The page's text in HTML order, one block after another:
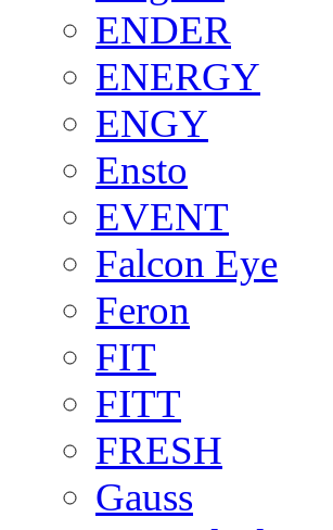
ENDER
ENERGY
ENGY
Ensto
EVENT
Falcon Eye
Feron
FIT
FITT
FRESH
Gauss